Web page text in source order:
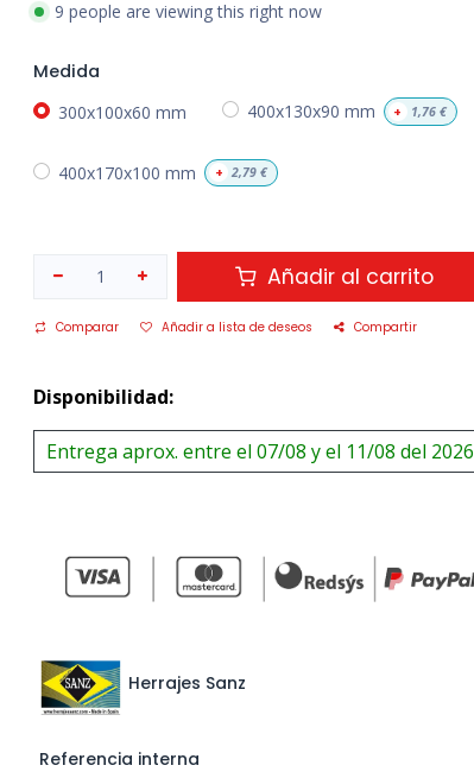
9 people are viewing this right now
Medida
300x100x60 mm 400x130x90 mm + 1,76€
400x170x100 mm + 2,79 €
Añadir al carrito
Comparar Añadir a lista de deseos Compartir
Disponibilidad:
Entrega aprox. entre el 07/08 y el 11/08 del 2026
Herrajes Sanz
Referencia interna